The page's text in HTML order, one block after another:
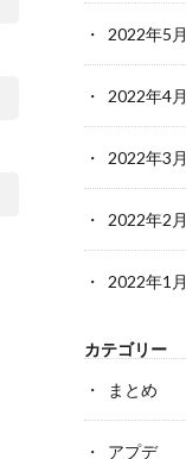
2022年5月
2022年4月
2022年3月
2022年2月
2022年1月
カテゴリー
まとめ
アプデ